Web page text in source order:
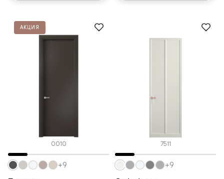
АКЦИЯ
0010
+9
7511
+9